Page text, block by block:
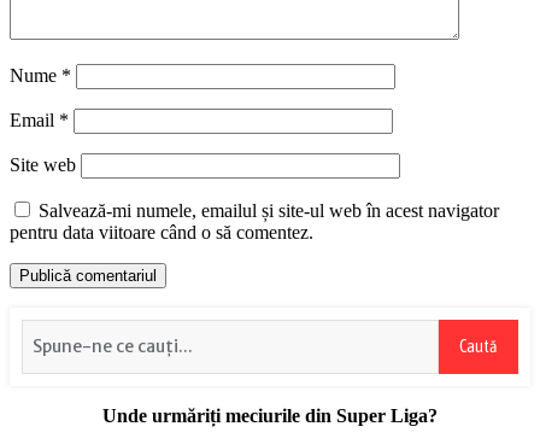
Nume *
Email *
Site web
Salvează-mi numele, emailul și site-ul web în acest navigator
pentru data viitoare când o să comentez.
Caută
Unde urmăriți meciurile din Super Liga?